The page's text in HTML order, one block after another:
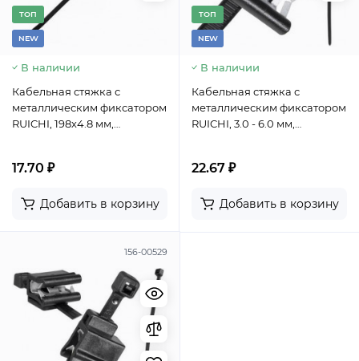
TОП
NEW
В наличии
Кабельная стяжка с
металлическим фиксатором
RUICHI, 198х4.8 мм,
черный
17.70 ₽
Добавить в корзину
TОП
NEW
В наличии
Кабельная стяжка с
металлическим фиксатором
RUICHI, 3.0 - 6.0 мм,
охват 45 мм, PA66, цвет
22.67 ₽
Добавить в корзину
156-00529